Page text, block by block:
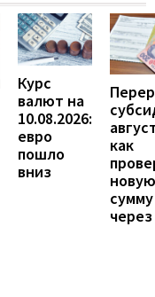
Курс
валют на
10.08.2026:
евро
пошло
вниз
как
новую
сумму